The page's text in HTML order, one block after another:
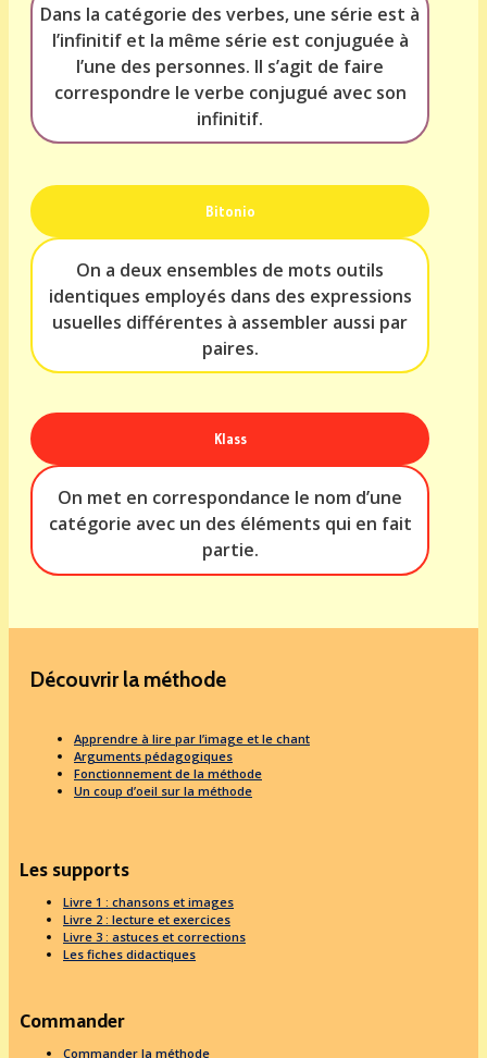
Dans la catégorie des verbes, une série est à
l’infinitif et la même série est conjuguée à
l’une des personnes. Il s’agit de faire
correspondre le verbe conjugué avec son
infinitif.
Bitonio
On a deux ensembles de mots outils
identiques employés dans des expressions
usuelles différentes à assembler aussi par
paires.
Klass
On met en correspondance le nom d’une
catégorie avec un des éléments qui en fait
partie.
Découvrir la méthode
Apprendre à lire par l’image et le chant
Arguments pédagogiques
Fonctionnement de la méthode
Un coup d’oeil sur la méthode
Les supports
Livre 1 : chansons et images
Livre 2 : lecture et exercices
Livre 3 : astuces et corrections
Les fiches didactiques
Commander
Commander la méthode